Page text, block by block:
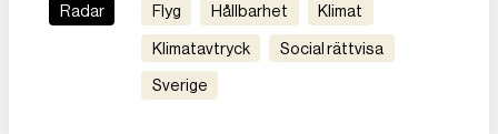
Radar Flyg Hållbarhet Klimat
Klimatavtryck Social rättvisa
Sverige